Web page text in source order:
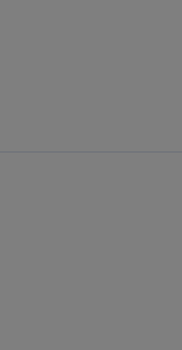
in una nuova